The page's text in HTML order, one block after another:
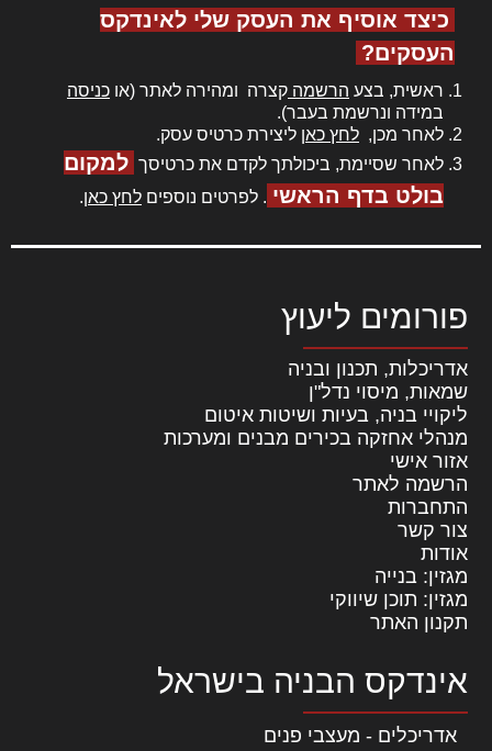
כיצד אוסיף את העסק שלי לאינדקס
העסקים?
ראשית, בצע הרשמה קצרה ומהירה לאתר (או כניסה
במידה ונרשמת בעבר).
לאחר מכן, לחץ כאן ליצירת כרטיס עסק.
לאחר שסיימת, ביכולתך לקדם את כרטיסך למקום
בולט בדף הראשי . לפרטים נוספים לחץ כאן.
פורומים ליעוץ
אדריכלות, תכנון ובניה
שמאות, מיסוי נדל"ן
ליקויי בניה, בעיות ושיטות איטום
מנהלי אחזקה בכירים מבנים ומערכות
אזור אישי
הרשמה לאתר
התחברות
צור קשר
אודות
מגזין: בנייה
מגזין: תוכן שיווקי
תקנון האתר
אינדקס הבניה בישראל
אדריכלים - מעצבי פנים